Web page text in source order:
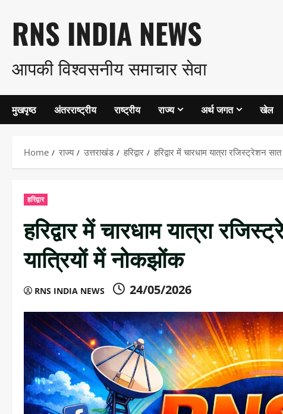
to
content
RNS INDIA NEWS
आपकी विश्वसनीय समाचार सेवा
मुखपृष्ठ अंतरराष्ट्रीय राष्ट्रीय राज्य अर्थ जगत खेल
Home राज्य उत्तराखंड हरिद्वार हरिद्वार में चारधाम यात्रा रजिस्ट्रेशन
हरिद्वार
हरिद्वार में चारधाम यात्रा
यात्रियों में नोकझोंक
RNS INDIA NEWS 24/05/2026